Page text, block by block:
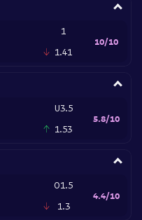
1
1.41
10/10
U3.5
1.53
5.8/10
O1.5
1.3
4.4/10